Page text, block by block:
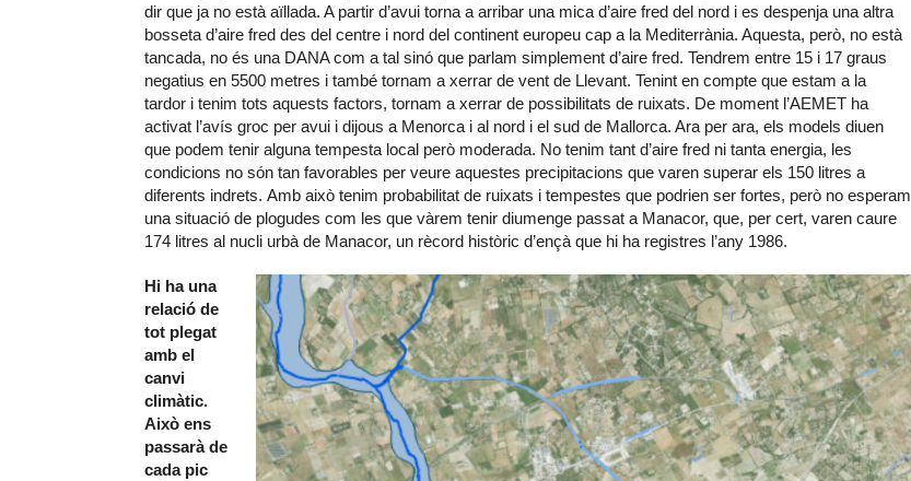
dir que ja no està aïllada. A partir d’avui torna a arribar una mica d’aire fred del nord i es despenja una altra
bosseta d’aire fred des del centre i nord del continent europeu cap a la Mediterrània. Aquesta, però, no està
tancada, no és una DANA com a tal sinó que parlam simplement d’aire fred. Tendrem entre 15 i 17 graus
negatius en 5500 metres i també tornam a xerrar de vent de Llevant. Tenint en compte que estam a la
tardor i tenim tots aquests factors, tornam a xerrar de possibilitats de ruixats. De moment l’AEMET ha
activat l’avís groc per avui i dijous a Menorca i al nord i el sud de Mallorca. Ara per ara, els models diuen
que podem tenir alguna tempesta local però moderada. No tenim tant d’aire fred ni tanta energia, les
condicions no són tan favorables per veure aquestes precipitacions que varen superar els 150 litres a
diferents indrets. Amb això tenim probabilitat de ruixats i tempestes que podrien ser fortes, però no esperam
una situació de plogudes com les que vàrem tenir diumenge passat a Manacor, que, per cert, varen caure
174 litres al nucli urbà de Manacor, un rècord històric d’ençà que hi ha registres l’any 1986.
Hi ha una
relació de
tot plegat
amb el
canvi
climàtic.
Això ens
passarà de
cada pic